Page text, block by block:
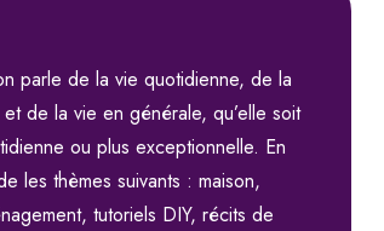
parle de la vie quotidienne, de la
de la vie en générale, qu’elle soit
ou plus exceptionnelle. En
les thèmes suivants : maison,
tutoriels DIY, récits de